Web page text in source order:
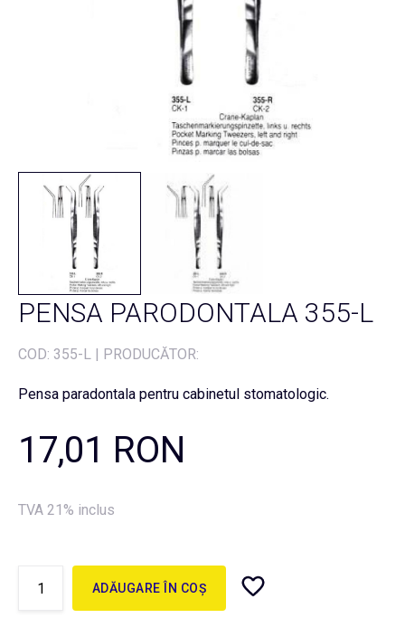
PENSA PARODONTALA 355-L
COD: 355-L | PRODUCĂTOR:
Pensa paradontala pentru cabinetul stomatologic.
17,01 RON
TVA 21% inclus
ADĂUGARE ÎN COȘ